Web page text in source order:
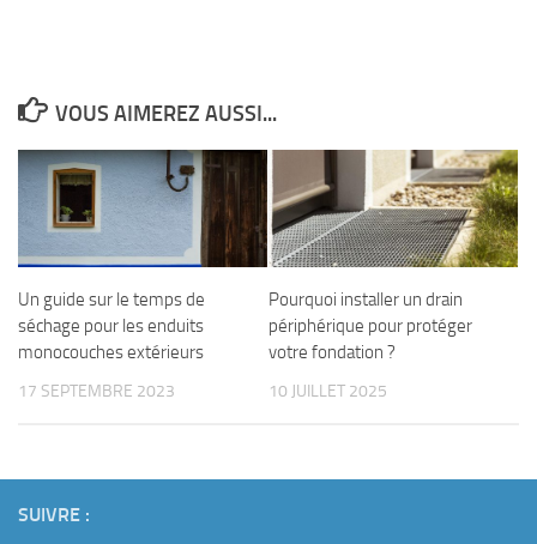
VOUS AIMEREZ AUSSI...
Un guide sur le temps de
séchage pour les enduits
monocouches extérieurs
17 SEPTEMBRE 2023
Pourquoi installer un drain
périphérique pour protéger
votre fondation ?
10 JUILLET 2025
SUIVRE :